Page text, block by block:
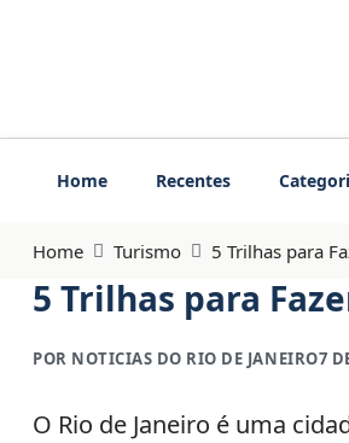
Home Recentes
Home Turismo 5 Trilhas para
5 Trilhas para
POR NOTICIAS DO RIO DE JANEIRO7
O Rio de Janeiro é uma